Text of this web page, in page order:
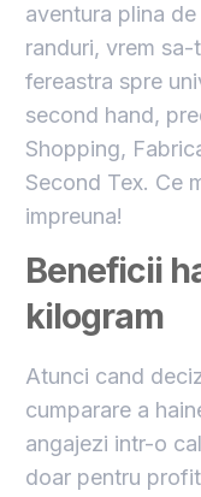
aventura plina
randuri, vrem
fereastra spre
second hand,
Shopping,
Second Tex. Ce
impreuna!
Beneficii
kilogram
Atunci cand
cumparare a
angajezi intr-o
doar pentru